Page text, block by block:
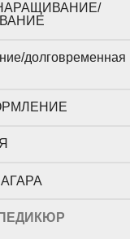
долговременная